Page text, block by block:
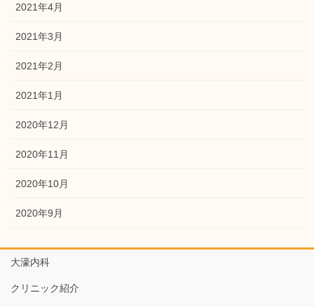
2021年4月
2021年3月
2021年2月
2021年1月
2020年12月
2020年11月
2020年10月
2020年9月
大濠内科
クリニック紹介